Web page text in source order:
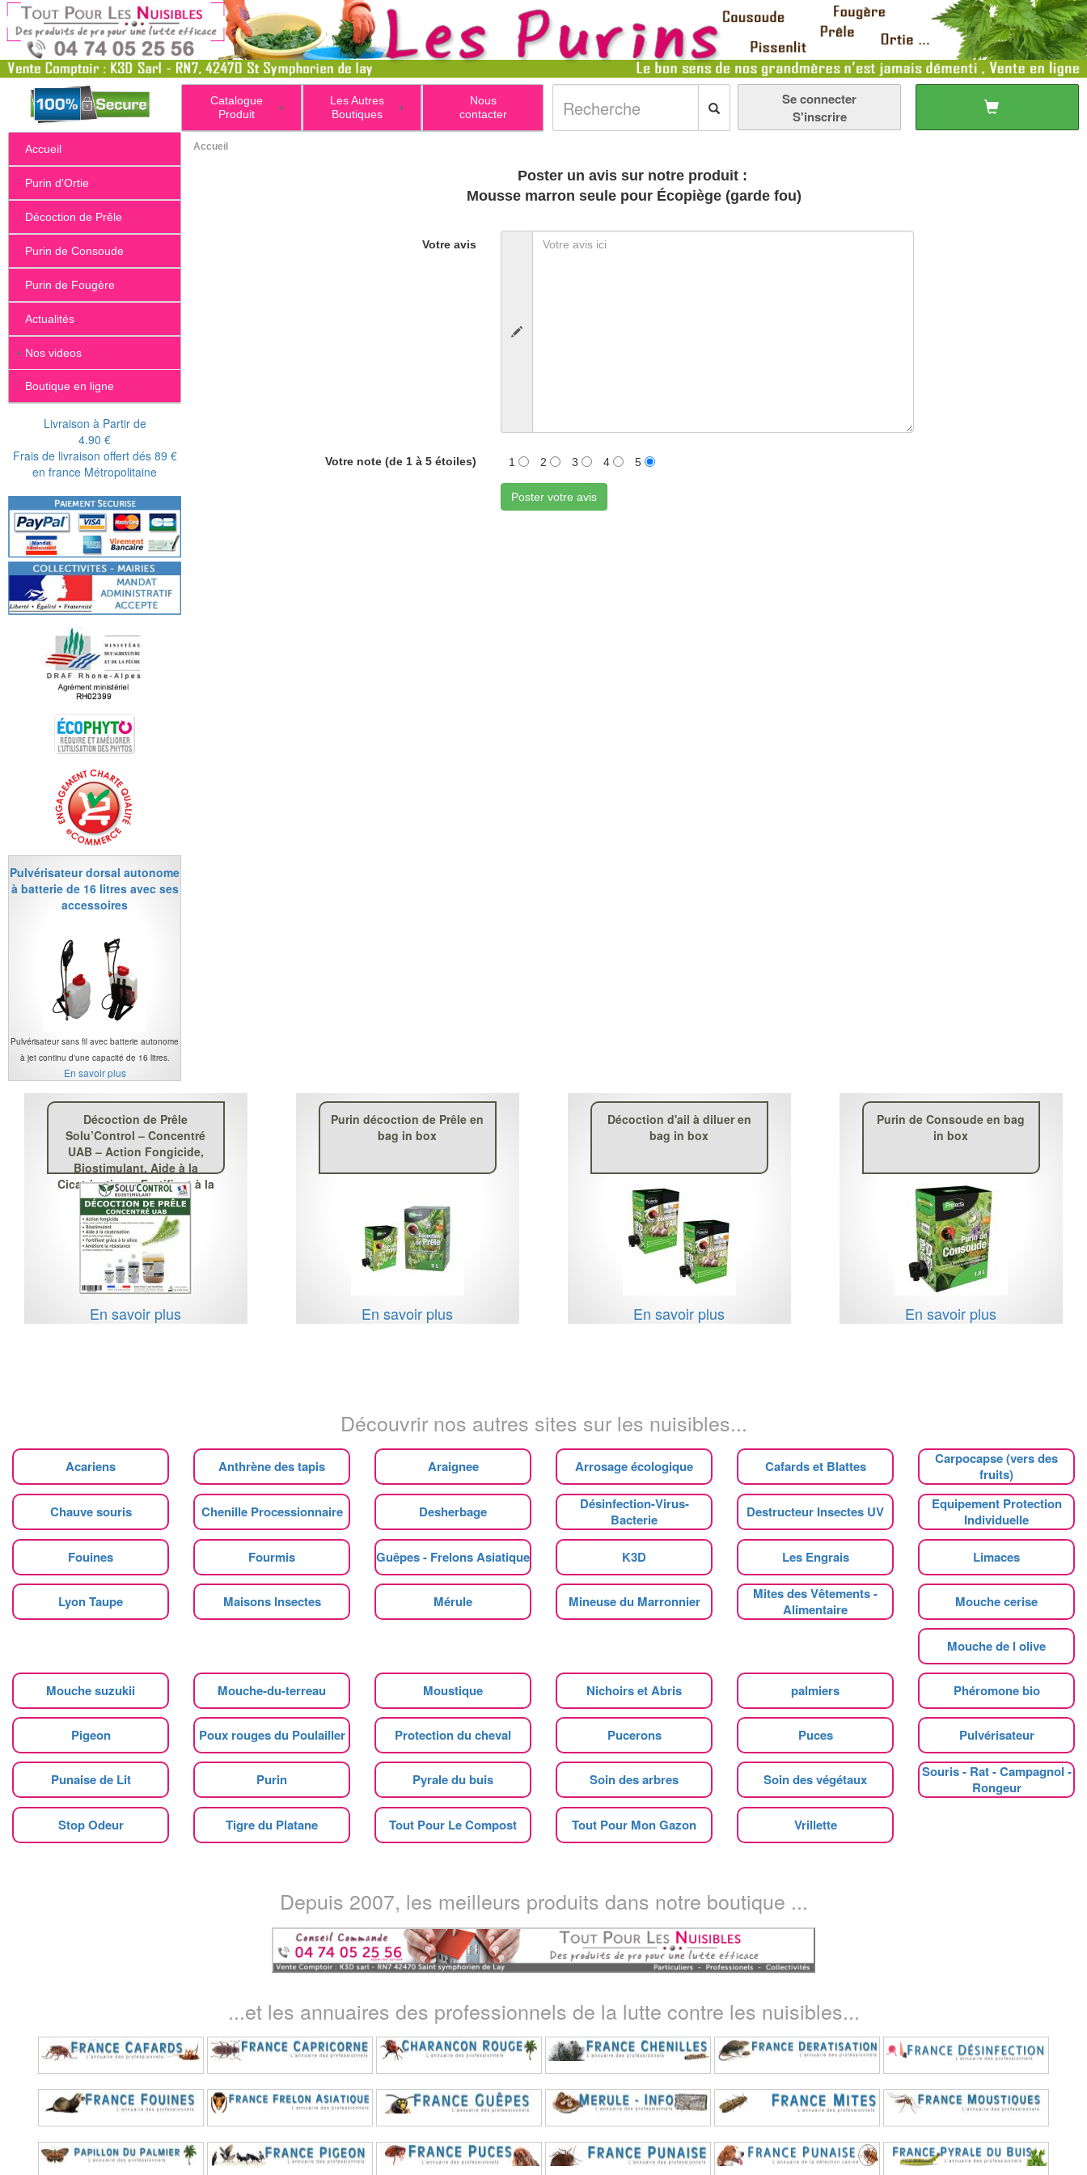
+
Catalogue
Produit
+
Les Autres
Boutiques
Nous
contacter
Se connecter
S'inscrire
Accueil
Purin d'Ortie
Décoction de Prêle
Purin de Consoude
Purin de Fougère
Actualités
+ Nos videos
Boutique en ligne
Livraison à Partir de
4.90 €
Frais de livraison offert dés 89 €
en france Métropolitaine
Pulvérisateur dorsal autonome
à batterie de 16 litres avec ses
accessoires
Pulvérisateur sans fil avec batterie autonome
à jet continu d'une capacité de 16 litres.
En savoir plus
Accueil
Poster un avis sur notre produit :
Mousse marron seule pour Écopiège (garde fou)
Votre avis
Votre note (de 1 à 5 étoiles) 1 2 3 4 5
Poster votre avis
Décoction de Prêle
Solu’Control – Concentré
UAB – Action Fongicide,
Biostimulant, Aide à la
Cicatrisation – Fortifiant à la
Silice
En savoir plus
Purin décoction de Prêle en
bag in box
En savoir plus
Décoction d'ail à diluer en
bag in box
En savoir plus
Purin de Consoude en bag
in box
En savoir plus
Découvrir nos autres sites sur les nuisibles...
Acariens Anthrène des tapis Araignee Arrosage écologique Cafards et Blattes
Carpocapse (vers des
fruits)
Chauve souris Chenille Processionnaire Desherbage
Désinfection-Virus-
Bacterie
Destructeur Insectes UV
Equipement Protection
Individuelle
Fouines Fourmis Guêpes - Frelons Asiatique K3D Les Engrais Limaces
Lyon Taupe Maisons Insectes Mérule Mineuse du Marronnier
Mites des Vêtements -
Alimentaire
Mouche cerise
Mouche de l olive
Mouche suzukii Mouche-du-terreau Moustique Nichoirs et Abris palmiers Phéromone bio
Pigeon Poux rouges du Poulailler Protection du cheval Pucerons Puces Pulvérisateur
Punaise de Lit Purin Pyrale du buis Soin des arbres Soin des végétaux
Souris - Rat - Campagnol -
Rongeur
Stop Odeur Tigre du Platane Tout Pour Le Compost Tout Pour Mon Gazon Vrillette
Depuis 2007, les meilleurs produits dans notre boutique ...
...et les annuaires des professionnels de la lutte contre les nuisibles...